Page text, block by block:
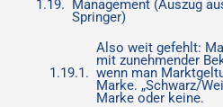
Management (Auszug
Springer)
Also weit gefehlt:
mit zunehmender
wenn man
Marke. „Schwarz/
Marke oder keine.